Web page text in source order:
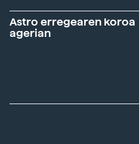
Astro erregearen koroa
agerian